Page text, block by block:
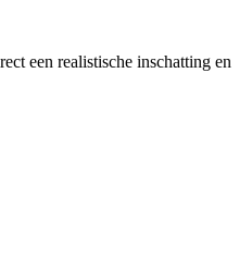
een realistische inschatting en